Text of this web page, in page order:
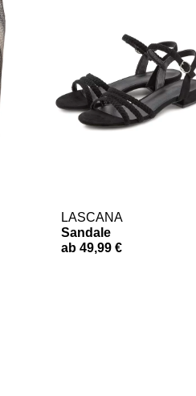
LASCANA
Sandale
ab 49,99 €